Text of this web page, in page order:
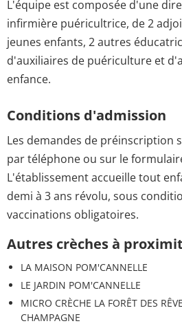
L'équipe est composée d'une
infirmière puéricultrice, de 2
jeunes enfants, 2 autres
d'auxiliaires de puériculture et
enfance.
Conditions d'admission
Les demandes de préinscription
par téléphone ou sur le
L'établissement accueille tout
demi à 3 ans révolu, sous
vaccinations obligatoires.
Autres crèches à
LA MAISON POM'CANNELLE
LE JARDIN POM'CANNELLE
MICRO CRÈCHE LA FORÊT DES
CHAMPAGNE